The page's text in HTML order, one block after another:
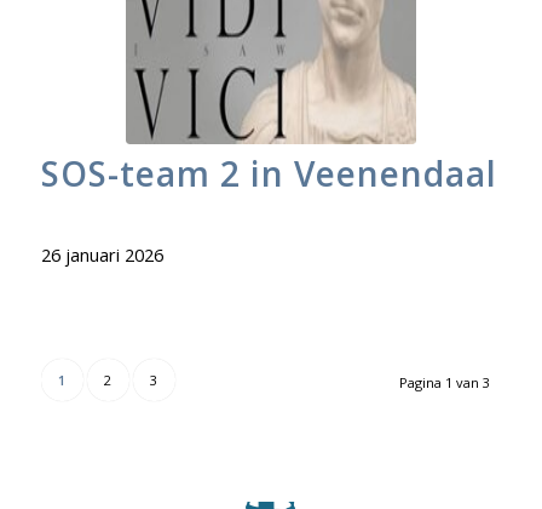
SOS-team 2 in Veenendaal
26 januari 2026
Pagina 1 van 3
1 2 3